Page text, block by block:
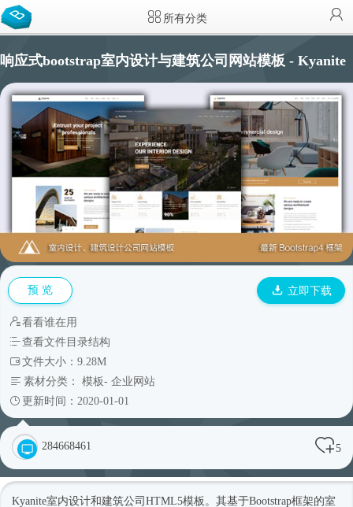
所有分类
响应式bootstrap室内设计与建筑公司网站模板 - Kyanite
预 览 立即下载
看看谁在用
查看文件目录结构
文件大小：9.28M
素材分类： 模板- 企业网站
更新时间：2020-01-01
284668461 5
Kyanite室内设计和建筑公司 HTML5模板 。其基于Bootstrap框架的室